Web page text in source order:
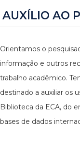
AUXÍLIO AO
Orientamos o
informação e outros
trabalho acadêmico.
destinado a auxiliar os
Biblioteca da ECA, do
bases de dados